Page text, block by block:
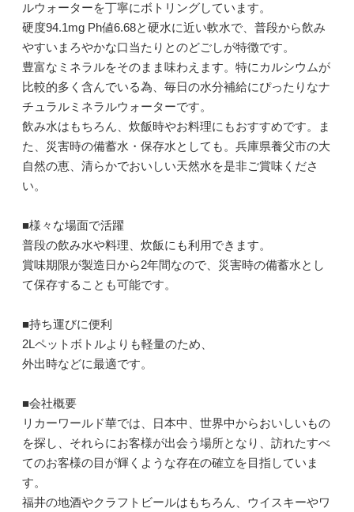
ルウォーターを丁寧にボトリングしています。
硬度94.1mg Ph値6.68と硬水に近い軟水で、普段から飲み
やすいまろやかな口当たりとのどごしが特徴です。
豊富なミネラルをそのまま味わえます。特にカルシウムが
比較的多く含んでいる為、毎日の水分補給にぴったりなナ
チュラルミネラルウォーターです。
飲み水はもちろん、炊飯時やお料理にもおすすめです。ま
た、災害時の備蓄水・保存水としても。兵庫県養父市の大
自然の恵、清らかでおいしい天然水を是非ご賞味くださ
い。
■様々な場面で活躍
普段の飲み水や料理、炊飯にも利用できます。
賞味期限が製造日から2年間なので、災害時の備蓄水とし
て保存することも可能です。
■持ち運びに便利
2Lペットボトルよりも軽量のため、
外出時などに最適です。
■会社概要
リカーワールド華では、日本中、世界中からおいしいもの
を探し、それらにお客様が出会う場所となり、訪れたすべ
てのお客様の目が輝くような存在の確立を目指していま
す。
福井の地酒やクラフトビールはもちろん、ウイスキーやワ